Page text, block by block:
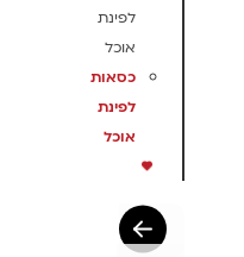
לפינת
אוכל
כסאות
לפינת
אוכל